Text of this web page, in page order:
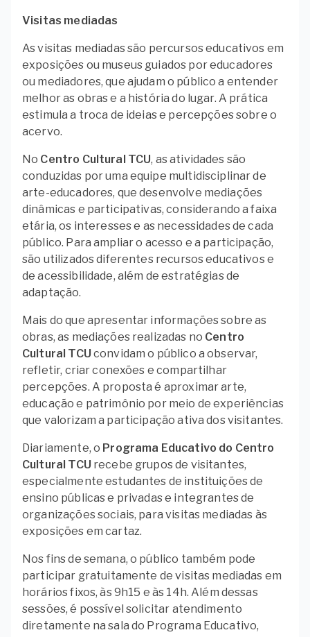
Visitas mediadas
As visitas mediadas são percursos educativos em
exposições ou museus guiados por educadores
ou mediadores, que ajudam o público a entender
melhor as obras e a história do lugar. A prática
estimula a troca de ideias e percepções sobre o
acervo.
No Centro Cultural TCU, as atividades são
conduzidas por uma equipe multidisciplinar de
arte-educadores, que desenvolve mediações
dinâmicas e participativas, considerando a faixa
etária, os interesses e as necessidades de cada
público. Para ampliar o acesso e a participação,
são utilizados diferentes recursos educativos e
de acessibilidade, além de estratégias de
adaptação.
Mais do que apresentar informações sobre as
obras, as mediações realizadas no Centro
Cultural TCU convidam o público a observar,
refletir, criar conexões e compartilhar
percepções. A proposta é aproximar arte,
educação e patrimônio por meio de experiências
que valorizam a participação ativa dos visitantes.
Diariamente, o Programa Educativo do Centro
Cultural TCU recebe grupos de visitantes,
especialmente estudantes de instituições de
ensino públicas e privadas e integrantes de
organizações sociais, para visitas mediadas às
exposições em cartaz.
Nos fins de semana, o público também pode
participar gratuitamente de visitas mediadas em
horários fixos, às 9h15 e às 14h. Além dessas
sessões, é possível solicitar atendimento
diretamente na sala do Programa Educativo,